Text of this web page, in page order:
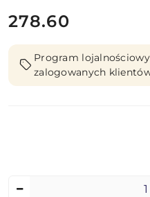
cena:
278.60
Program
zalogowanych